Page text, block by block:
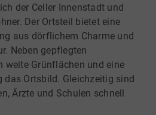
der Celler Innenstadt und
Der Ortsteil bietet eine
aus dörflichem Charme und
Neben gepflegten
weite Grünflächen und eine
das Ortsbild. Gleichzeitig sind
Ärzte und Schulen schnell